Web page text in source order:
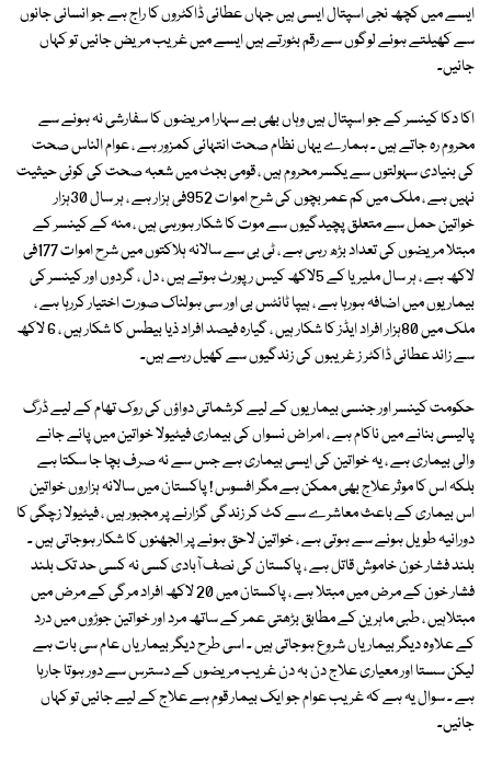
ایسے میں کچھ نجی اسپتال ایسی ہیں جہاں عطائی ڈاکٹروں کا راج ہے جو انسانی جانوں
سے کھیلتے ہوئے لوگوں سے رقم بٹورتے ہیں ایسے میں غریب مریض جائیں تو کہاں
جائیں۔
اکا دکا کینسر کے جو اسپتال ہیں وہاں بھی بے سہارا مریضوں کا سفارشی نہ ہونے سے
محروم رہ جاتے ہیں ۔ ہمارے یہاں نظام صحت انتہائی کمزور ہے ، عوام الناس صحت
کی بنیادی سہولتوں سے یکسر محروم ہیں ، قومی بجٹ میں شعبہ صحت کی کوئی حیثیت
نہیں ہے ، ملک میں کم عمر بچوں کی شرح اموات 952فی ہزار ہے ، ہر سال 30ہزار
خواتین حمل سے متعلق پچیدگیوں سے موت کا شکار ہورہی ہیں ، منہ کے کینسر کے
مبتلا مریضوں کی تعداد بڑھ رہی ہے ، ٹی بی سے سالانہ ہلاکتوں میں شرح اموات 177فی
لاکھ ہے ، ہر سال ملیریا کے 5لاکھ کیس رپورٹ ہوتے ہیں ، دل ، گردوں اور کینسر کی
بیماریوں میں اضافہ ہورہا ہے ، ہیپا ٹائٹس بی اور سی ہولناک صورت اختیار کررہا ہے ،
ملک میں 80ہزار افراد ایڈز کا شکار ہیں ، گیارہ فیصد افراد ذیا بیطس کا شکار ہیں ، 6 لاکھ
سے زائد عطائی ڈاکٹر ز غریبوں کی زندگیوں سے کھیل رہے ہیں۔
حکومت کینسر اور جنسی بیماریوں کے لیے کرشماتی دواؤں کی روک تھام کے لیے ڈرگ
پالیسی بنانے میں ناکام ہے ، امراض نسواں کی بیماری فیٹیولا خواتین میں پائے جانے
والی بیماری ہے ، یہ خواتین کی ایسی بیماری ہے جس سے نہ صرف بچا جا سکتا ہے
بلکہ اس کا موثر علاج بھی ممکن ہے مگر افسوس ! پاکستان میں سالانہ ہزاروں خواتین
اس بیماری کے باعث معاشرے سے کٹ کر زندگی گزارنے پر مجبور ہیں ، فیٹیولا زچگی کا
دورانیہ طویل ہونے سے ہوتی ہے ، خواتین لاحق ہونے پر الجھنوں کا شکار ہوجاتی ہیں ۔
بلند فشار خون خاموش قاتل ہے ، پاکستان کی نصف آبادی کسی نہ کسی حد تک بلند
فشار خون کے مرض میں مبتلا ہے ، پاکستان میں 20 لاکھ افراد مرگی کے مرض میں
مبتلاہیں ، طبی ماہرین کے مطابق بڑھتی عمر کے ساتھ مرد اور خواتین جوڑوں میں درد
کے علاوہ دیگر بیماریاں شروع ہوجاتی ہیں ۔ اسی طرح دیگر بیماریاں عام سی بات ہے
لیکن سستا اور معیاری علاج دن بہ دن غریب مریضوں کے دسترس سے دور ہوتا جارہا
ہے ۔ سوال یہ ہے کہ غریب عوام جو ایک بیمار قوم ہے علاج کے لیے جائیں تو کہاں
جائیں۔